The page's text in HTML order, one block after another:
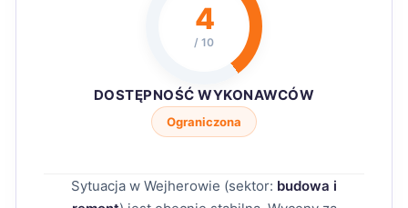
4
/ 10
DOSTĘPNOŚĆ WYKONAWCÓW
Ograniczona
Sytuacja w Wejherowie (sektor: budowa i